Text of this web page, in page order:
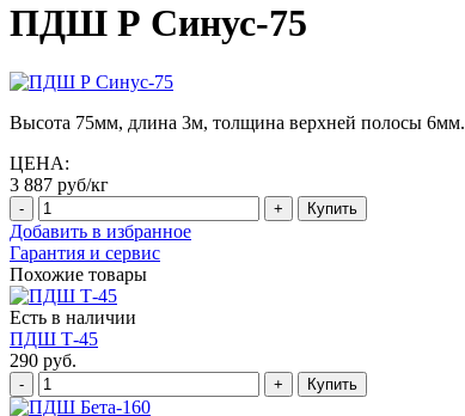
ПДШ Р Синус-75
Высота 75мм, длина 3м, толщина верхней полосы 6мм.
ЦЕНА:
3 887 руб/кг
Добавить в избранное
Гарантия и сервис
Похожие товары
Есть в наличии
ПДШ Т-45
290 руб.